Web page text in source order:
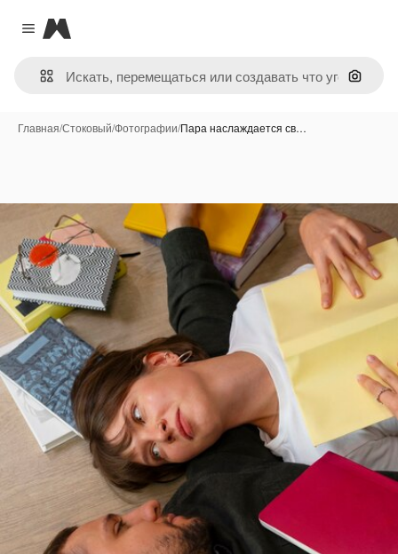
Close menu
Magnific
Поиск
Главная/Стоковый/Фотографии/Пара наслаждается св…